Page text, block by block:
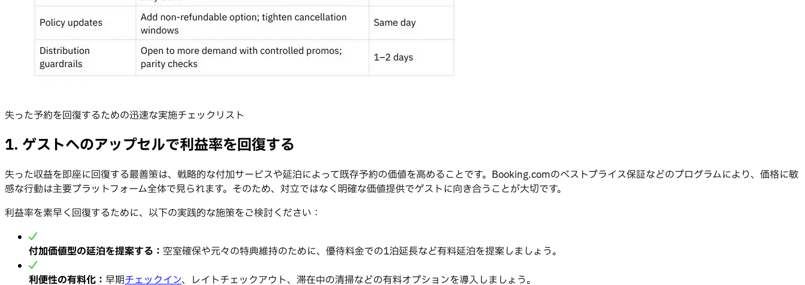
失った予約を回復するための迅速な実施チェックリスト
1. ゲストへのアップセルで利益率を回復する
失った収益を即座に回復する最善策は、戦略的な付加サービスや延泊によって既存予約の価値を高めることです。Booking.comのベストプライス保証などのプログラムにより、価格に敏
感な行動は主要プラットフォーム全体で見られます。そのため、対立ではなく明確な価値提供でゲストに向き合うことが大切です。
利益率を素早く回復するために、以下の実践的な施策をご検討ください：
付加価値型の延泊を提案する： 空室確保や元々の特典維持のために、優待料金での1泊延長など有料延泊を提案しましょう。
利便性の有料化： 早期チェックイン、レイトチェックアウト、滞在中の清掃などの有料オプションを導入しましょう。